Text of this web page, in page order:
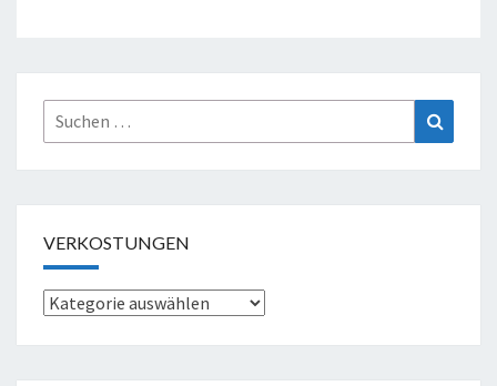
Suche
nach:
VERKOSTUNGEN
Verkostungen